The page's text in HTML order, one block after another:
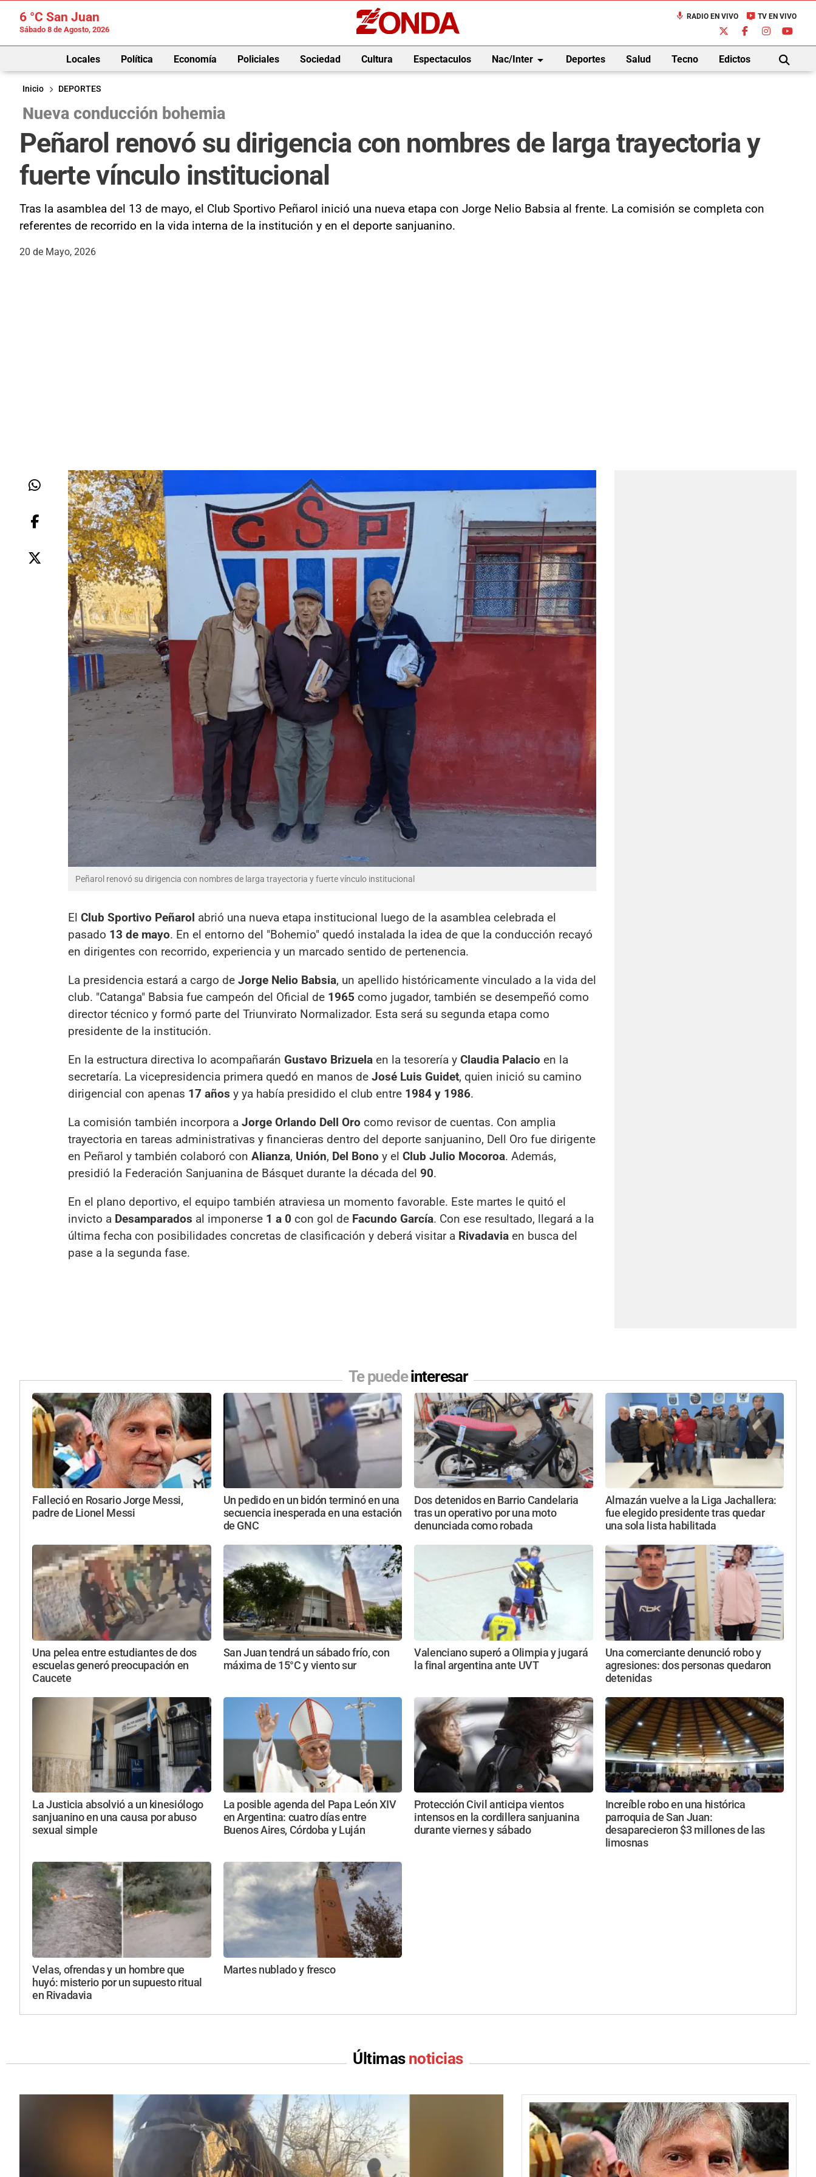
6 °C San Juan
Sábado 8 de Agosto, 2026
mic RADIO EN VIVO live_tv TV EN VIVO
Locales Política Economía Policiales Sociedad Cultura Espectaculos Nac/Interarrow_drop_down Deportes Salud Tecno Edictos
BUSCAR
Inicio
DEPORTES
Nueva conducción bohemia
Peñarol renovó su dirigencia con nombres de larga trayectoria y
fuerte vínculo institucional
Tras la asamblea del 13 de mayo, el Club Sportivo Peñarol inició una nueva etapa con Jorge Nelio Babsia al frente. La comisión se completa con
referentes de recorrido en la vida interna de la institución y en el deporte sanjuanino.
20 de Mayo, 2026
Peñarol renovó su dirigencia con nombres de larga trayectoria y fuerte vínculo institucional
El Club Sportivo Peñarol abrió una nueva etapa institucional luego de la asamblea celebrada el
pasado 13 de mayo. En el entorno del "Bohemio" quedó instalada la idea de que la conducción recayó
en dirigentes con recorrido, experiencia y un marcado sentido de pertenencia.
La presidencia estará a cargo de Jorge Nelio Babsia, un apellido históricamente vinculado a la vida del
club. "Catanga" Babsia fue campeón del Oficial de 1965 como jugador, también se desempeñó como
director técnico y formó parte del Triunvirato Normalizador. Esta será su segunda etapa como
presidente de la institución.
En la estructura directiva lo acompañarán Gustavo Brizuela en la tesorería y Claudia Palacio en la
secretaría. La vicepresidencia primera quedó en manos de José Luis Guidet, quien inició su camino
dirigencial con apenas 17 años y ya había presidido el club entre 1984 y 1986.
La comisión también incorpora a Jorge Orlando Dell Oro como revisor de cuentas. Con amplia
trayectoria en tareas administrativas y financieras dentro del deporte sanjuanino, Dell Oro fue dirigente
en Peñarol y también colaboró con Alianza, Unión, Del Bono y el Club Julio Mocoroa. Además,
presidió la Federación Sanjuanina de Básquet durante la década del 90.
En el plano deportivo, el equipo también atraviesa un momento favorable. Este martes le quitó el
invicto a Desamparados al imponerse 1 a 0 con gol de Facundo García. Con ese resultado, llegará a la
última fecha con posibilidades concretas de clasificación y deberá visitar a Rivadavia en busca del
pase a la segunda fase.
Te puedeinteresar
Falleció en Rosario Jorge Messi,
padre de Lionel Messi
Un pedido en un bidón terminó en una
secuencia inesperada en una estación
de GNC
Dos detenidos en Barrio Candelaria
tras un operativo por una moto
denunciada como robada
Almazán vuelve a la Liga Jachallera:
fue elegido presidente tras quedar
una sola lista habilitada
Una pelea entre estudiantes de dos
escuelas generó preocupación en
Caucete
San Juan tendrá un sábado frío, con
máxima de 15°C y viento sur
Valenciano superó a Olimpia y jugará
la final argentina ante UVT
Una comerciante denunció robo y
agresiones: dos personas quedaron
detenidas
La Justicia absolvió a un kinesiólogo
sanjuanino en una causa por abuso
sexual simple
La posible agenda del Papa León XIV
en Argentina: cuatro días entre
Buenos Aires, Córdoba y Luján
Protección Civil anticipa vientos
intensos en la cordillera sanjuanina
durante viernes y sábado
Increíble robo en una histórica
parroquia de San Juan:
desaparecieron $3 millones de las
limosnas
Velas, ofrendas y un hombre que
huyó: misterio por un supuesto ritual
en Rivadavia
Martes nublado y fresco
Últimas noticias